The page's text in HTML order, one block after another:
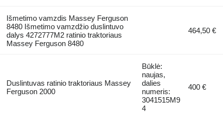
Išmetimo vamzdis Massey Ferguson
8480 Išmetimo vamzdžio duslintuvo
dalys 4272777M2 ratinio traktoriaus
Massey Ferguson 8480
464,50 €
Duslintuvas ratinio traktoriaus Massey
Ferguson 2000
Būklė:
naujas,
dalies
numeris:
3041515M9
4
400 €